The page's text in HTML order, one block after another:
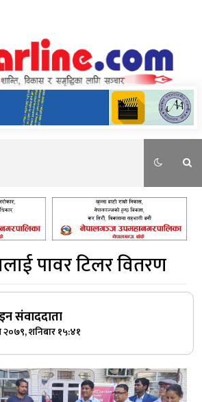
पावर टिलर वितरण
संवाददाता
२०७९, शनिबार १५:४१